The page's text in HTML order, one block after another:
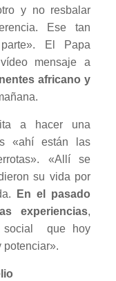
y no resbalar
Ese tan
El Papa
mensaje a
africano y
a hacer una
«ahí están las
«Allí se
su vida por
En el pasado
experiencias,
social que hoy
potenciar».